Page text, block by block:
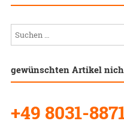
gewünschten Artikel
+49 8031-